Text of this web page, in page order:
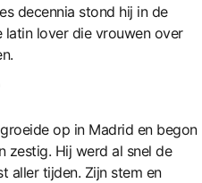
decennia stond hij in de
latin lover die vrouwen over
op in Madrid en begon
zestig. Hij werd al snel de
aller tijden. Zijn stem en